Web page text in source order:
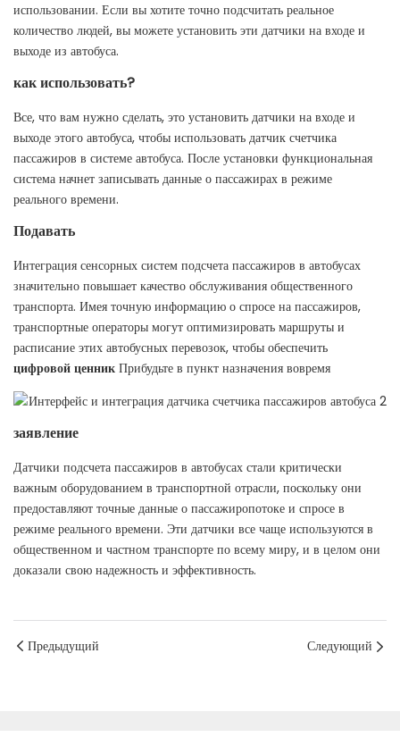
использовании. Если вы хотите точно подсчитать реальное
количество людей, вы можете установить эти датчики на входе и
выходе из автобуса.
как использовать?
Все, что вам нужно сделать, это установить датчики на входе и
выходе этого автобуса, чтобы использовать датчик счетчика
пассажиров в системе автобуса. После установки функциональная
система начнет записывать данные о пассажирах в режиме
реального времени.
Подавать
Интеграция сенсорных систем подсчета пассажиров в автобусах
значительно повышает качество обслуживания общественного
транспорта. Имея точную информацию о спросе на пассажиров,
транспортные операторы могут оптимизировать маршруты и
расписание этих автобусных перевозок, чтобы обеспечить
цифровой ценник Прибудьте в пункт назначения вовремя
заявление
Датчики подсчета пассажиров в автобусах стали критически
важным оборудованием в транспортной отрасли, поскольку они
предоставляют точные данные о пассажиропотоке и спросе в
режиме реального времени. Эти датчики все чаще используются в
общественном и частном транспорте по всему миру, и в целом они
доказали свою надежность и эффективность.
Предыдущий Следующий